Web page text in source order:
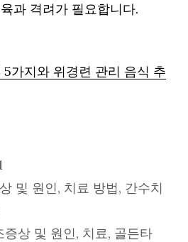
과 격려가 필요합니다.
가지와 위경련 관리 음식 추
및 원인, 치료 방법, 간수치
상 및 원인, 치료, 골든타